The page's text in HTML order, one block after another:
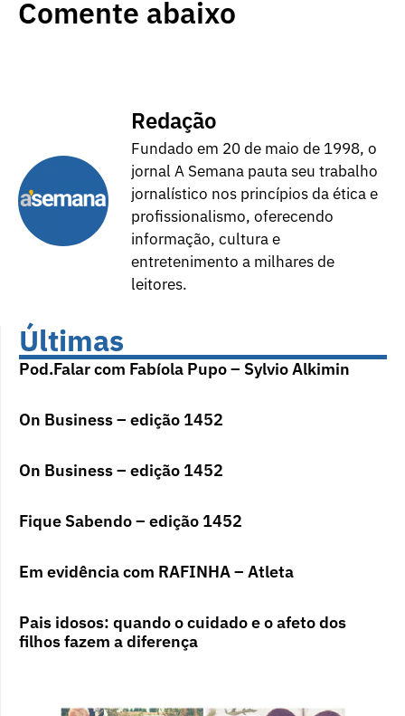
Comente abaixo
Redação
Fundado em 20 de maio de 1998, o
jornal A Semana pauta seu trabalho
jornalístico nos princípios da ética e
profissionalismo, oferecendo
informação, cultura e
entretenimento a milhares de
leitores.
Últimas
Pod.Falar com Fabíola Pupo – Sylvio Alkimin
On Business – edição 1452
On Business – edição 1452
Fique Sabendo – edição 1452
Em evidência com RAFINHA – Atleta
Pais idosos: quando o cuidado e o afeto dos
filhos fazem a diferença